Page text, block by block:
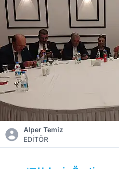
Alper Temiz
EDİTÖR